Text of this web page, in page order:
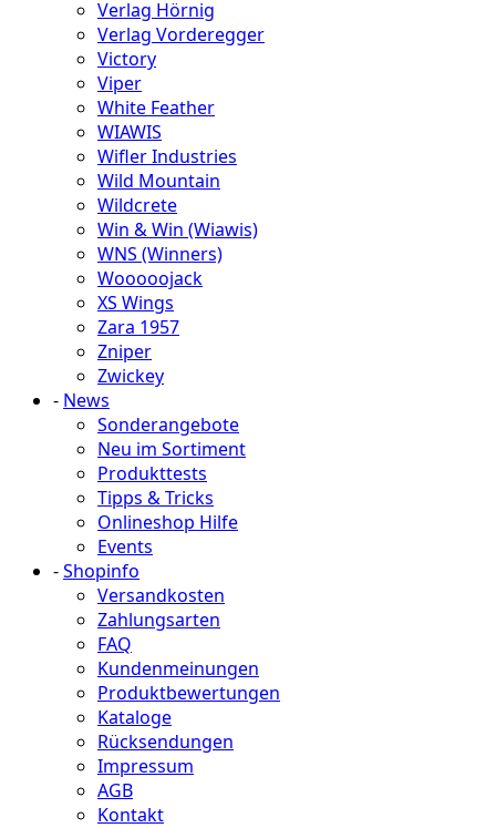
Verlag Hörnig
Verlag Vorderegger
Victory
Viper
White Feather
WIAWIS
Wifler Industries
Wild Mountain
Wildcrete
Win & Win (Wiawis)
WNS (Winners)
Wooooojack
XS Wings
Zara 1957
Zniper
Zwickey
- News
Sonderangebote
Neu im Sortiment
Produkttests
Tipps & Tricks
Onlineshop Hilfe
Events
-Shopinfo
Versandkosten
Zahlungsarten
FAQ
Kundenmeinungen
Produktbewertungen
Kataloge
Rücksendungen
Impressum
AGB
Kontakt